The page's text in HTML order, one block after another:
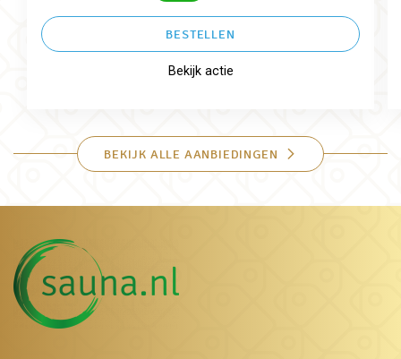
BESTELLEN
Bekijk actie
BEKIJK ALLE AANBIEDINGEN